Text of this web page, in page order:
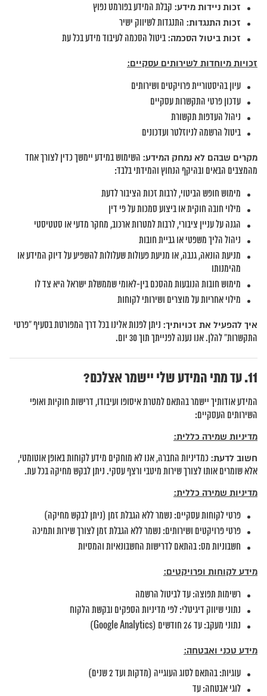
זכות ניידות מידע: קבלת המידע בפורמט נפוץ
זכות התנגדות: התנגדות לשיווק ישיר
זכות ביטול הסכמה: ביטול הסכמה לעיבוד מידע בכל עת
זכויות מיוחדות לשירותים עסקיים:
עיון בהיסטוריית פרויקטים ושירותים
עדכון פרטי התקשרות עסקיים
ניהול העדפות תקשורת
ביטול הרשמה לניוזלטר ועדכונים
מקרים שבהם לא נמחק המידע: השימוש במידע יימשך כדין לצורך אחד
מהמצבים הבאים ובהיקף הנחוץ והמידתי בלבד:
מימוש חופש הביטוי, לרבות זכות הציבור לדעת
מילוי חובה חוקית או ביצוע סמכות על פי דין
הגנה על עניין ציבורי, לרבות למטרות ארכוב, מחקר מדעי או סטטיסטי
ניהול הליך משפטי או גביית חובות
מניעת הונאה, גנבה, או מניעת פעולות שעלולות להשפיע על דיוק המידע או
מהימנותו
מימוש חובות הנובעות מהסכם בין-לאומי שממשלת ישראל היא צד לו
מילוי אחריות על מוצרים ושירותי לקוחות
איך להפעיל את זכויותיך: ניתן לפנות אלינו בכל דרך המפורטת בסעיף “פרטי
התקשרות” להלן. אנו נענה לפנייתך תוך 30 יום.
עד מתי המידע שלי יישמר אצלכם?
המידע אודותיך יישמר בהתאם למטרת איסופו ועיבודו, דרישות חוקיות ואופי
השירותים העסקיים:
מדיניות שמירה כללית:
חשוב לדעת: כמדיניות החברה, אנו לא מוחקים מידע לקוחות באופן אוטומטי,
אלא שומרים אותו לצורך שירות מיטבי ורצף עסקי. ניתן לבקש מחיקה בכל עת.
מדיניות שמירה כללית:
פרטי לקוחות עסקיים: נשמר ללא הגבלת זמן (ניתן לבקש מחיקה)
פרטי פרויקטים ושירותים: נשמר ללא הגבלת זמן לצורך שירות ותמיכה
חשבוניות מס: בהתאם לדרישות החשבונאיות והמסיות
מידע לקוחות ופרויקטים:
רשימות תפוצה: עד לביטול הרשמה
נתוני שיווק דיגיטלי: לפי מדיניות הספקים ובקשת הלקוח
נתוני מעקב: עד 26 חודשים (Google Analytics)
מידע טכני ואבטחה:
עוגיות: בהתאם לסוג העוגייה (מדקות ועד 2 שנים)
לוגי אבטחה: עד